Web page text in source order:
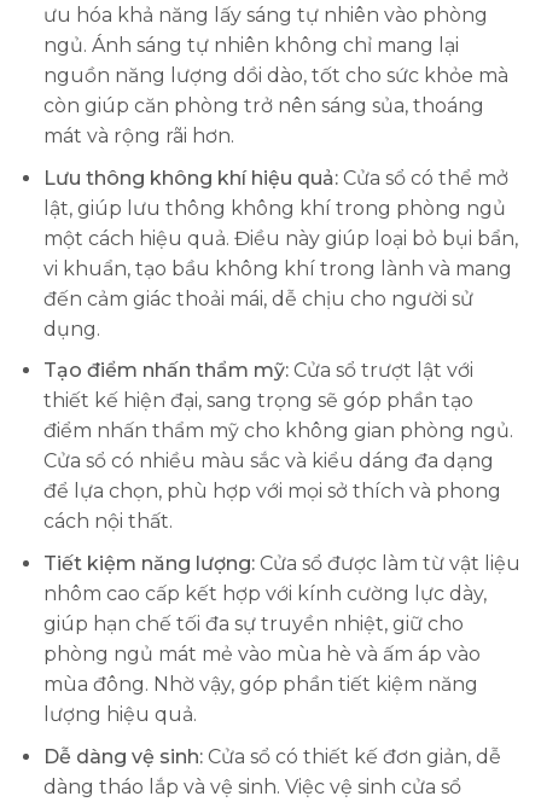
ưu hóa khả năng lấy sáng tự nhiên vào phòng
ngủ. Ánh sáng tự nhiên không chỉ mang lại
nguồn năng lượng dồi dào, tốt cho sức khỏe mà
còn giúp căn phòng trở nên sáng sủa, thoáng
mát và rộng rãi hơn.
Lưu thông không khí hiệu quả:Cửa sổ có thể mở
lật, giúp lưu thông không khí trong phòng ngủ
một cách hiệu quả. Điều này giúp loại bỏ bụi bẩn,
vi khuẩn, tạo bầu không khí trong lành và mang
đến cảm giác thoải mái, dễ chịu cho người sử
dụng.
Tạo điểm nhấn thẩm mỹ:Cửa sổ trượt lật với
thiết kế hiện đại, sang trọng sẽ góp phần tạo
điểm nhấn thẩm mỹ cho không gian phòng ngủ.
Cửa sổ có nhiều màu sắc và kiểu dáng đa dạng
để lựa chọn, phù hợp với mọi sở thích và phong
cách nội thất.
Tiết kiệm năng lượng:Cửa sổ được làm từ vật liệu
nhôm cao cấp kết hợp với kính cường lực dày,
giúp hạn chế tối đa sự truyền nhiệt, giữ cho
phòng ngủ mát mẻ vào mùa hè và ấm áp vào
mùa đông. Nhờ vậy, góp phần tiết kiệm năng
lượng hiệu quả.
Dễ dàng vệ sinh:Cửa sổ có thiết kế đơn giản, dễ
dàng tháo lắp và vệ sinh. Việc vệ sinh cửa sổ